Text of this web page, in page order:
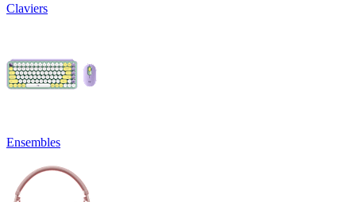
Claviers
Ensembles